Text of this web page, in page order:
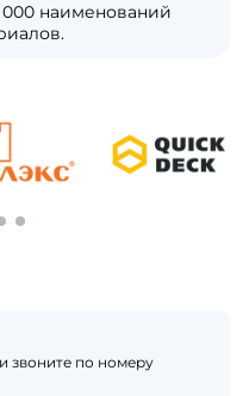
наименований
звоните по номеру